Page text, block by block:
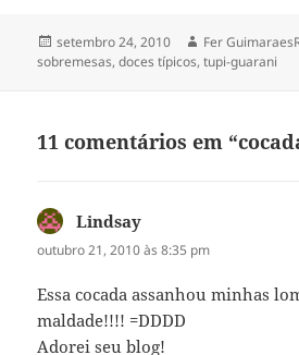
Publicado
em
setembro 24, 2010 Autor
Fer
sobremesas,doces típicos,tupi-guarani
11 comentários em
Lindsay
outubro 21, 2010 às 8:35 pm
Essa cocada assanhou minhas
maldade!!!! =DDDD
Adorei seu blog!